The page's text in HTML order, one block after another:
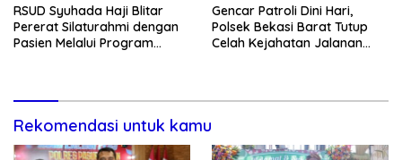
RSUD Syuhada Haji Blitar
Pererat Silaturahmi dengan
Pasien Melalui Program
Gencar Patroli Dini Hari,
Polsek Bekasi Barat Tutup
Celah Kejahatan Jalanan
Rekomendasi untuk kamu